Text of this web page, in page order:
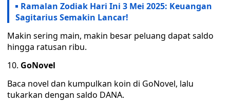
Ramalan Zodiak Hari Ini 3 Mei 2025: Keuangan
Sagitarius Semakin Lancar!
Makin sering main, makin besar peluang dapat saldo
hingga ratusan ribu.
GoNovel
Baca novel dan kumpulkan koin di GoNovel, lalu
tukarkan dengan saldo DANA.